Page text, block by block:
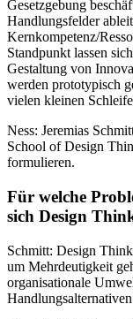
Gesetzgebung
Handlungsfelder
Kernkompetenz/
Standpunkt lassen
Gestaltung von
werden prototypisch
vielen kleinen
Ness: Jeremias
School of Design
formulieren.
Für welche
sich Design
Schmitt: Design
um Mehrdeutigkeit
organisationale